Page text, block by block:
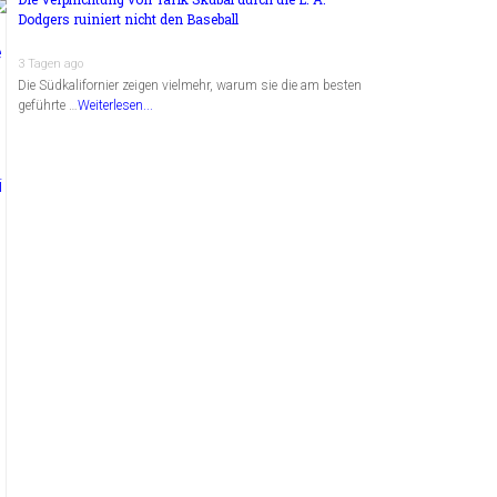
Dodgers ruiniert nicht den Baseball
3 Tagen ago
Die Südkalifornier zeigen vielmehr, warum sie die am besten
geführte …Weiterlesen...